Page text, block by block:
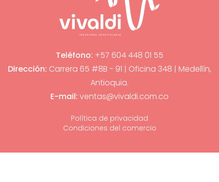
Teléfono: +57 604 448 01 55
Dirección: Carrera 65 #8B - 91 | Oficina 348 | Medellín,
Antioquia.
E-mail: ventas@vivaldi.com.co
Política de privacidad
Condiciones del comercio